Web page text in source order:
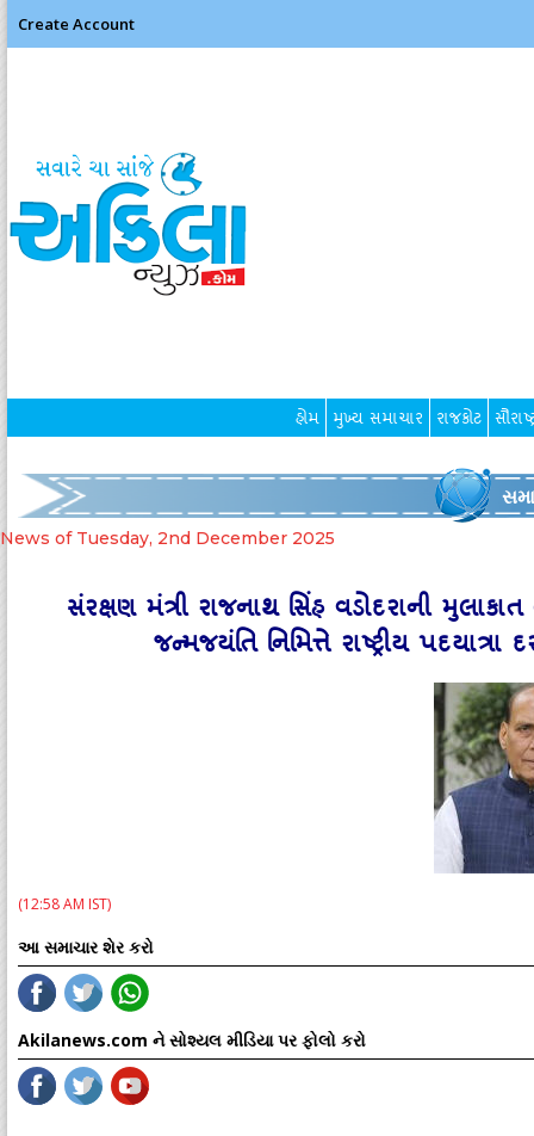
Create Account
હોમ મુખ્ય સમાચાર રાજકોટ
News of Tuesday, 2nd December 2025
સંરક્ષણ મંત્રી રાજનાથ સિંહ વડોદરાની
જન્મજયંતિ નિમિત્તે રાષ્ટ્રીય
(12:58 AM IST)
આ સમાચાર શેર કરો
Akilanews.com ને સોશ્યલ મીડિયા પર ફોલો કરો